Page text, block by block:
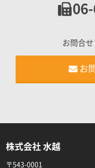
お問合
お
株式会社 水越
〒543-0001